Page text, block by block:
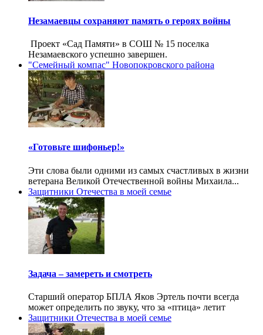
Незамаевцы сохраняют память о героях войны
Проект «Сад Памяти» в СОШ № 15 поселка
Незамаевского успешно завершен.
"Семейный компас" Новопокровского района
«Готовьте шифоньер!»
Эти слова были одними из самых счастливых в жизни
ветерана Великой Отечественной войны Михаила...
Защитники Отечества в моей семье
Задача – замереть и смотреть
Старший оператор БПЛА Яков Эртель почти всегда
может определить по звуку, что за «птица» летит
Защитники Отечества в моей семье